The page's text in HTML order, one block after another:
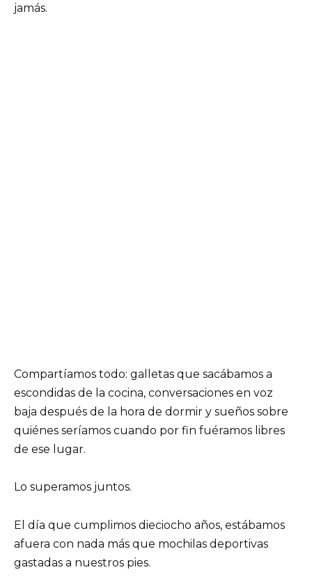
jamás.
Compartíamos todo: galletas que sacábamos a
escondidas de la cocina, conversaciones en voz
baja después de la hora de dormir y sueños sobre
quiénes seríamos cuando por fin fuéramos libres
de ese lugar.
Lo superamos juntos.
El día que cumplimos dieciocho años, estábamos
afuera con nada más que mochilas deportivas
gastadas a nuestros pies.